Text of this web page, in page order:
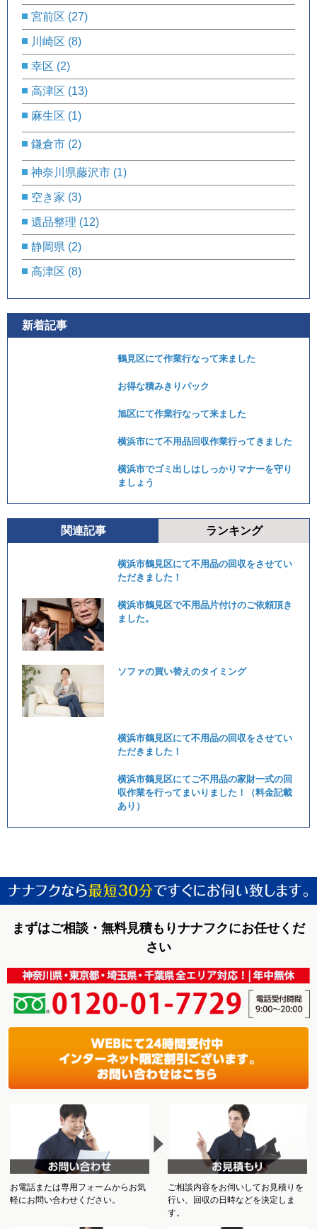
宮前区 (27)
川崎区 (8)
幸区 (2)
高津区 (13)
麻生区 (1)
鎌倉市 (2)
神奈川県藤沢市 (1)
空き家 (3)
遺品整理 (12)
静岡県 (2)
高津区 (8)
新着記事
鶴見区にて作業行なって来ました
お得な積みきりパック
旭区にて作業行なって来ました
横浜市にて不用品回収作業行ってきました
横浜市でゴミ出しはしっかりマナーを守り
ましょう
関連記事 ランキング
横浜市鶴見区にて不用品の回収をさせてい
ただきました！
横浜市鶴見区で不用品片付けのご依頼頂き
ました。
ソファの買い替えのタイミング
横浜市鶴見区にて不用品の回収をさせてい
ただきました！
横浜市鶴見区にてご不用品の家財一式の回
収作業を行ってまいりました！（料金記載
あり）
まずはご相談・無料見積もりナナフクにお任せくだ
さい
お電話または専用フォームからお気
軽にお問い合わせください。
ご相談内容をお伺いしてお見積りを
行い、回収の日時などを決定しま
す。